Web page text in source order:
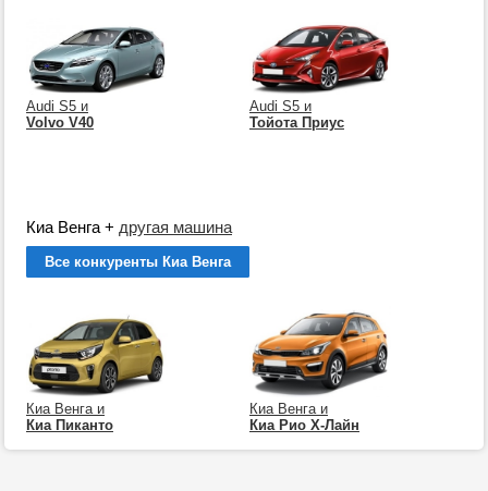
Audi S5 и
Volvo V40
Audi S5 и
Тойота Приус
Киа Венга + другая машина
Все конкуренты Киа Венга
Киа Венга и
Киа Пиканто
Киа Венга и
Киа Рио Х-Лайн